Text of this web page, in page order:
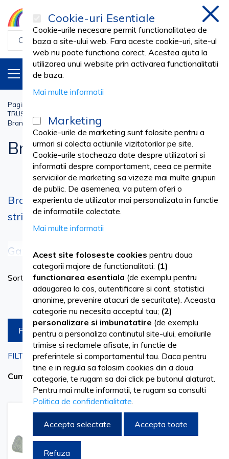
PRODUSE
Pagina principala
TRUSE PERFUZIE, BRANULE, MICROPERFUZOARE
Branule si Microperfuzoare
Branule si Microperfuzoare
Branule si Microperfuzoare - standarde
stricte de calitate, la preturi competitive.
Garouri medicale - solutii pentru acces
venos si administrare intravenoasa
In procedurile medicale cu administrare intravenoasa,
alegerea corecta a consumabilelor este esentiala pentru
siguranta si eficienta tratamentelor. Branulele si
microperfuzoarele permit realizarea accesului venos si
administrarea controlata a solutiilor in mediile medicale si in
ingrijirea la domiciliu.
Branulele sunt folosite pentru acces venos temporar, iar
microperfuzoarele, inclusiv cele tip fluturasi, pentru
administrarea controlata a lichidelor intravenoase. In etapa
Sortare dupa
Produse pe pagina
FILTREAZA
FILTRARI CURENTE
Cumpara acum de la
la
Lista
pentru
comparare
Lista
Cookie-uri Esentiale
Cookie-urile necesare permit functionalitatea de
baza a site-ului web. Fara aceste cookie-uri, site-ul
web nu poate functiona corect. Acestea ajuta la
utilizarea unui website prin activarea functionalitatii
de baza.
Mai multe informatii
Marketing
Cookie-urile de marketing sunt folosite pentru a
urmari si colecta actiunile vizitatorilor pe site.
Cookie-urile stocheaza date despre utilizatori si
informatii despre comportament, ceea ce permite
serviciilor de marketing sa vizeze mai multe grupuri
de public. De asemenea, va putem oferi o
experienta de utilizator mai personalizata in functie
de informatiile colectate.
Mai multe informatii
Acest site foloseste cookies pentru doua
categorii majore de functionalitati: (1)
functionarea esentiala (de exemplu pentru
adaugarea la cos, autentificare si cont, statistici
anonime, prevenire atacuri de securitate). Aceasta
categorie nu necesita acceptul tau; (2)
personalizare si imbunatatire (de exemplu
pentru a personaliza continutul site-ului, emailurile
trimise si reclamele afisate, in functie de
preferintele si comportamentul tau. Daca pentru
tine e in regula sa folosim cookies din a doua
categorie, te rugam sa dai click pe butonul alaturat.
Pentru mai multe informatii, te rugam sa consulti
Politica de confidentialitate.
Accepta selectate Accepta toate
Refuza